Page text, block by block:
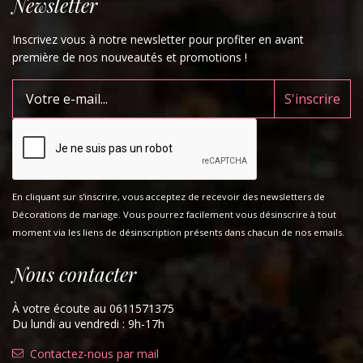
Inscrivez vous à notre newsletter pour profiter en avant
première de nos nouveautés et promotions !
En cliquant sur s'inscrire, vous acceptez de recevoir des newsletters de
Décorations de mariage. Vous pourrez facilement vous désinscrire à tout
moment via les liens de désinscription présents dans chacun de nos emails.
Nous contacter
À votre écoute au 0611571375
Du lundi au vendredi : 9h-17h
Contactez-nous par mail